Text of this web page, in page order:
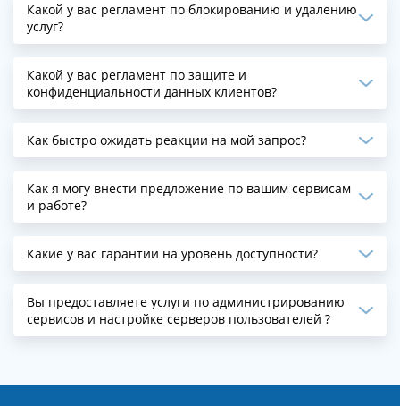
Какой у вас регламент по блокированию и удалению
услуг?
Какой у вас регламент по защите и
конфиденциальности данных клиентов?
Как быстро ожидать реакции на мой запрос?
Как я могу внести предложение по вашим сервисам
и работе?
Какие у вас гарантии на уровень доступности?
Вы предоставляете услуги по администрированию
сервисов и настройке серверов пользователей ?